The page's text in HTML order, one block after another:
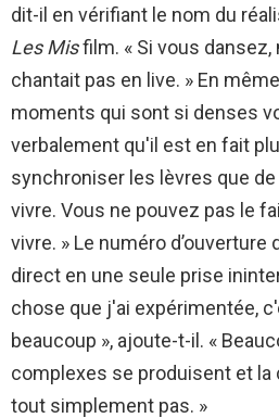
dit-il en vérifiant le nom du
Les Misfilm. « Si vous dansez,
chantait pas en live. » En
moments qui sont si denses
verbalement qu'il est en fait
synchroniser les lèvres que
vivre. Vous ne pouvez pas le
vivre. » Le numéro
direct en une seule prise
chose que j'ai expérimentée,
beaucoup », ajoute-t-il. «
complexes se produisent et
tout simplement pas. »